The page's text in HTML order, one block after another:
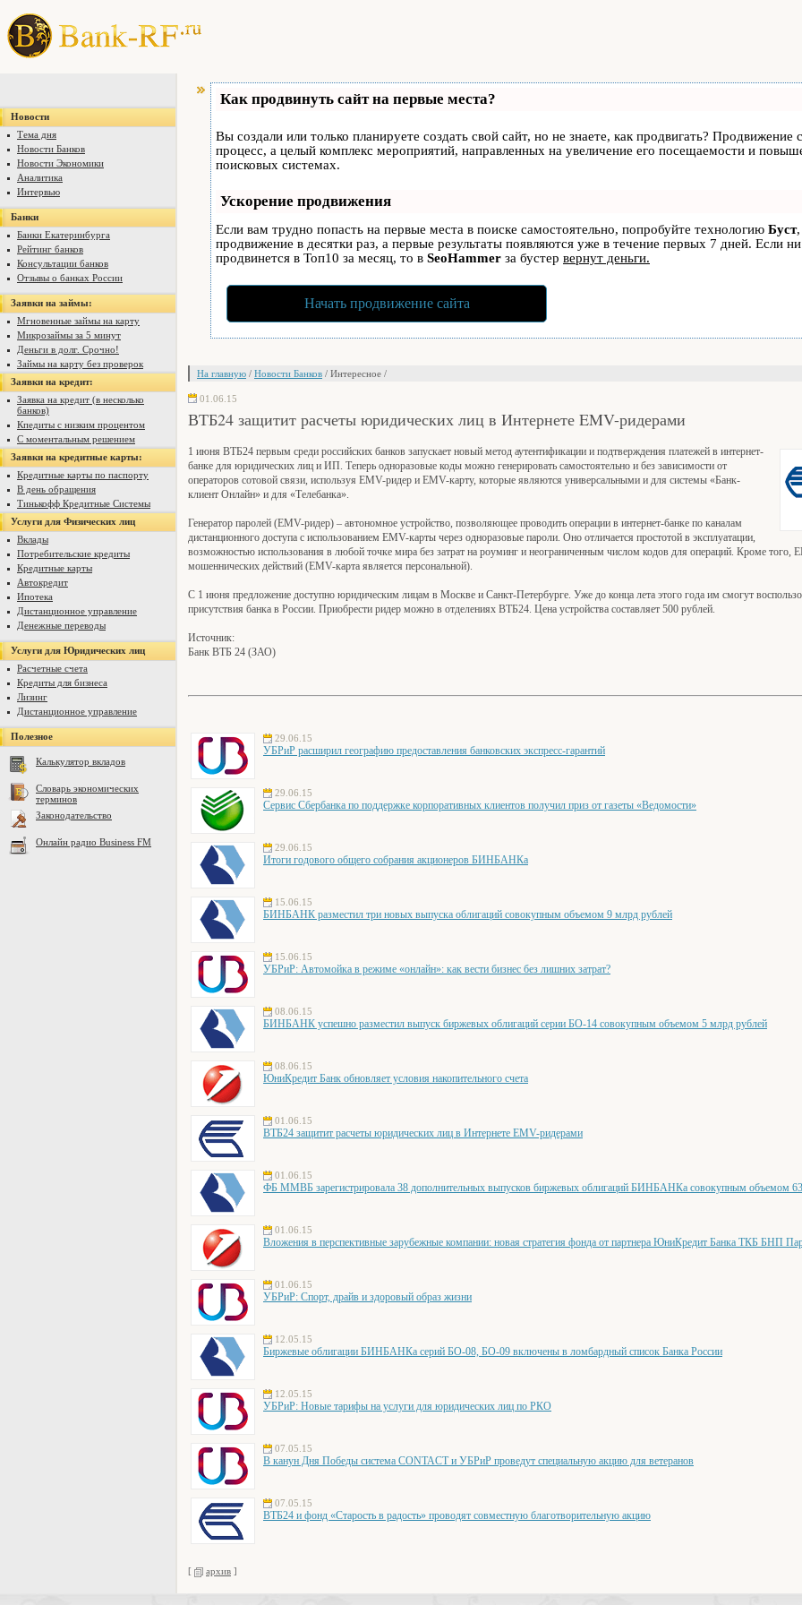
Новости
Тема дня
Новости Банков
Новости Экономики
Аналитика
Интервью
Банки
Банки Екатеринбурга
Рейтинг банков
Консультации банков
Отзывы о банках России
Заявки на займы:
Мгновенные займы на карту
Микрозаймы за 5 минут
Деньги в долг. Срочно!
Займы на карту без проверок
Заявки на кредит:
Заявка на кредит (в несколько
банков)
Кпедиты с низким процентом
С моментальным решением
Заявки на кредитные карты:
Кредитные карты по паспорту
В день обращения
Тинькофф Кредитные Системы
Услуги для Физических лиц
Вклады
Потребительские кредиты
Кредитные карты
Автокредит
Ипотека
Дистанционное управление
Денежные переводы
Услуги для Юридических лиц
Расчетные счета
Кредиты для бизнеса
Лизинг
Дистанционное управление
Полезное
Калькулятор вкладов
Словарь экономических
терминов
Законодательство
Онлайн радио Business FM
Как продвинуть сайт на первые места?
Вы создали или только планируете создать свой сайт, но не знаете, как продвигать? Продвижение
процесс, а целый комплекс мероприятий, направленных на увеличение его посещаемости и
поисковых системах.
Ускорение продвижения
Если вам трудно попасть на первые места в поиске самостоятельно, попробуйте технологию Буст
продвижение в десятки раз, а первые результаты появляются уже в течение первых 7 дней. Если
продвинется в Топ10 за месяц, то в SeoHammer за бустер вернут деньги.
Начать продвижение сайта
На главную / Новости Банков / Интересное /
01.06.15
ВТБ24 защитит расчеты юридических лиц в Интернете EMV-ридерами
1 июня ВТБ24 первым среди российских банков запускает новый метод аутентификации и подтверждения платежей в интернет-
банке для юридических лиц и ИП. Теперь одноразовые коды можно генерировать самостоятельно и без зависимости от
операторов сотовой связи, используя EMV-ридер и EMV-карту, которые являются универсальными и для системы «Банк-
клиент Онлайн» и для «Телебанка».
Генератор паролей (EMV-ридер) – автономное устройство, позволяющее проводить операции в интернет-банке по каналам
дистанционного доступа с использованием EMV-карты через одноразовые пароли. Оно отличается простотой в эксплуатации,
возможностью использования в любой точке мира без затрат на роуминг и неограниченным числом кодов для операций. Кроме того,
мошеннических действий (EMV-карта является персональной).
С 1 июня предложение доступно юридическим лицам в Москве и Санкт-Петербурге. Уже до конца лета этого года им смогут
присутствия банка в России. Приобрести ридер можно в отделениях ВТБ24. Цена устройства составляет 500 рублей.
Источник:
Банк ВТБ 24 (ЗАО)
29.06.15
УБРиР расширил географию предоставления банковских экспресс-гарантий
29.06.15
Сервис Сбербанка по поддержке корпоративных клиентов получил приз от газеты «Ведомости»
29.06.15
Итоги годового общего собрания акционеров БИНБАНКа
15.06.15
БИНБАНК разместил три новых выпуска облигаций совокупным объемом 9 млрд рублей
15.06.15
УБРиР: Автомойка в режиме «онлайн»: как вести бизнес без лишних затрат?
08.06.15
БИНБАНК успешно разместил выпуск биржевых облигаций серии БО-14 совокупным объемом 5 млрд рублей
08.06.15
ЮниКредит Банк обновляет условия накопительного счета
01.06.15
ВТБ24 защитит расчеты юридических лиц в Интернете EMV-ридерами
01.06.15
ФБ ММВБ зарегистрировала 38 дополнительных выпусков биржевых облигаций БИНБАНКа совокупным объемом
01.06.15
Вложения в перспективные зарубежные компании: новая стратегия фонда от партнера ЮниКредит Банка ТКБ БНП
01.06.15
УБРиР: Спорт, драйв и здоровый образ жизни
12.05.15
Биржевые облигации БИНБАНКа серий БО-08, БО-09 включены в ломбардный список Банка России
12.05.15
УБРиР: Новые тарифы на услуги для юридических лиц по РКО
07.05.15
В канун Дня Победы система CONTACT и УБРиР проведут специальную акцию для ветеранов
07.05.15
ВТБ24 и фонд «Старость в радость» проводят совместную благотворительную акцию
[ архив ]